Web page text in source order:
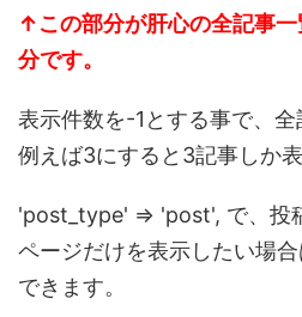
↑この部分が肝心の全記事
分です。
表示件数を-1とする事で、全
例えば3にすると3記事しか
'post_type' => 'post', で、投
ページだけを表示したい場
できます。